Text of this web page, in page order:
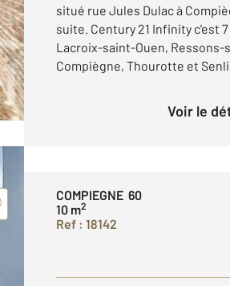
situé rue Jules Dulac à
suite. Century 21 Infinity c'est
Lacroix-saint-Ouen, Ressons-
Compiègne, Thourotte et
Voir le
COMPIEGNE 60
10 m2
Ref : 18142